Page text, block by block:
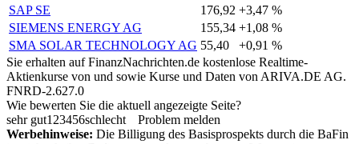
SAP SE
176,92 +3,47 %
SIEMENS ENERGY AG
155,34 +1,08 %
SMA SOLAR TECHNOLOGY AG 55,40
+0,91 %
Sie erhalten auf FinanzNachrichten.de kostenlose Realtime-
Aktienkurse von und sowie Kurse und Daten von ARIVA.DE AG.
FNRD-2.627.0
Wie bewerten Sie die aktuell angezeigte Seite?
sehr gut1 23456schlecht
Problem melden
Werbehinweise: Die Billigung des Basisprospekts durch die BaFin